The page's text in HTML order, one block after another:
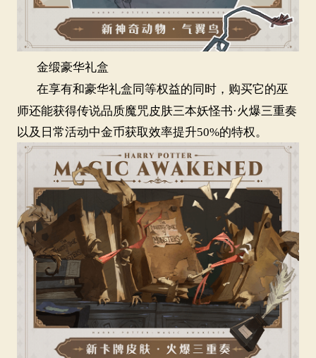
金缎豪华礼盒
在享有和豪华礼盒同等权益的同时，购买它的巫
师还能获得传说品质魔咒皮肤三本妖怪书·火爆三重奏
以及日常活动中金币获取效率提升50%的特权。